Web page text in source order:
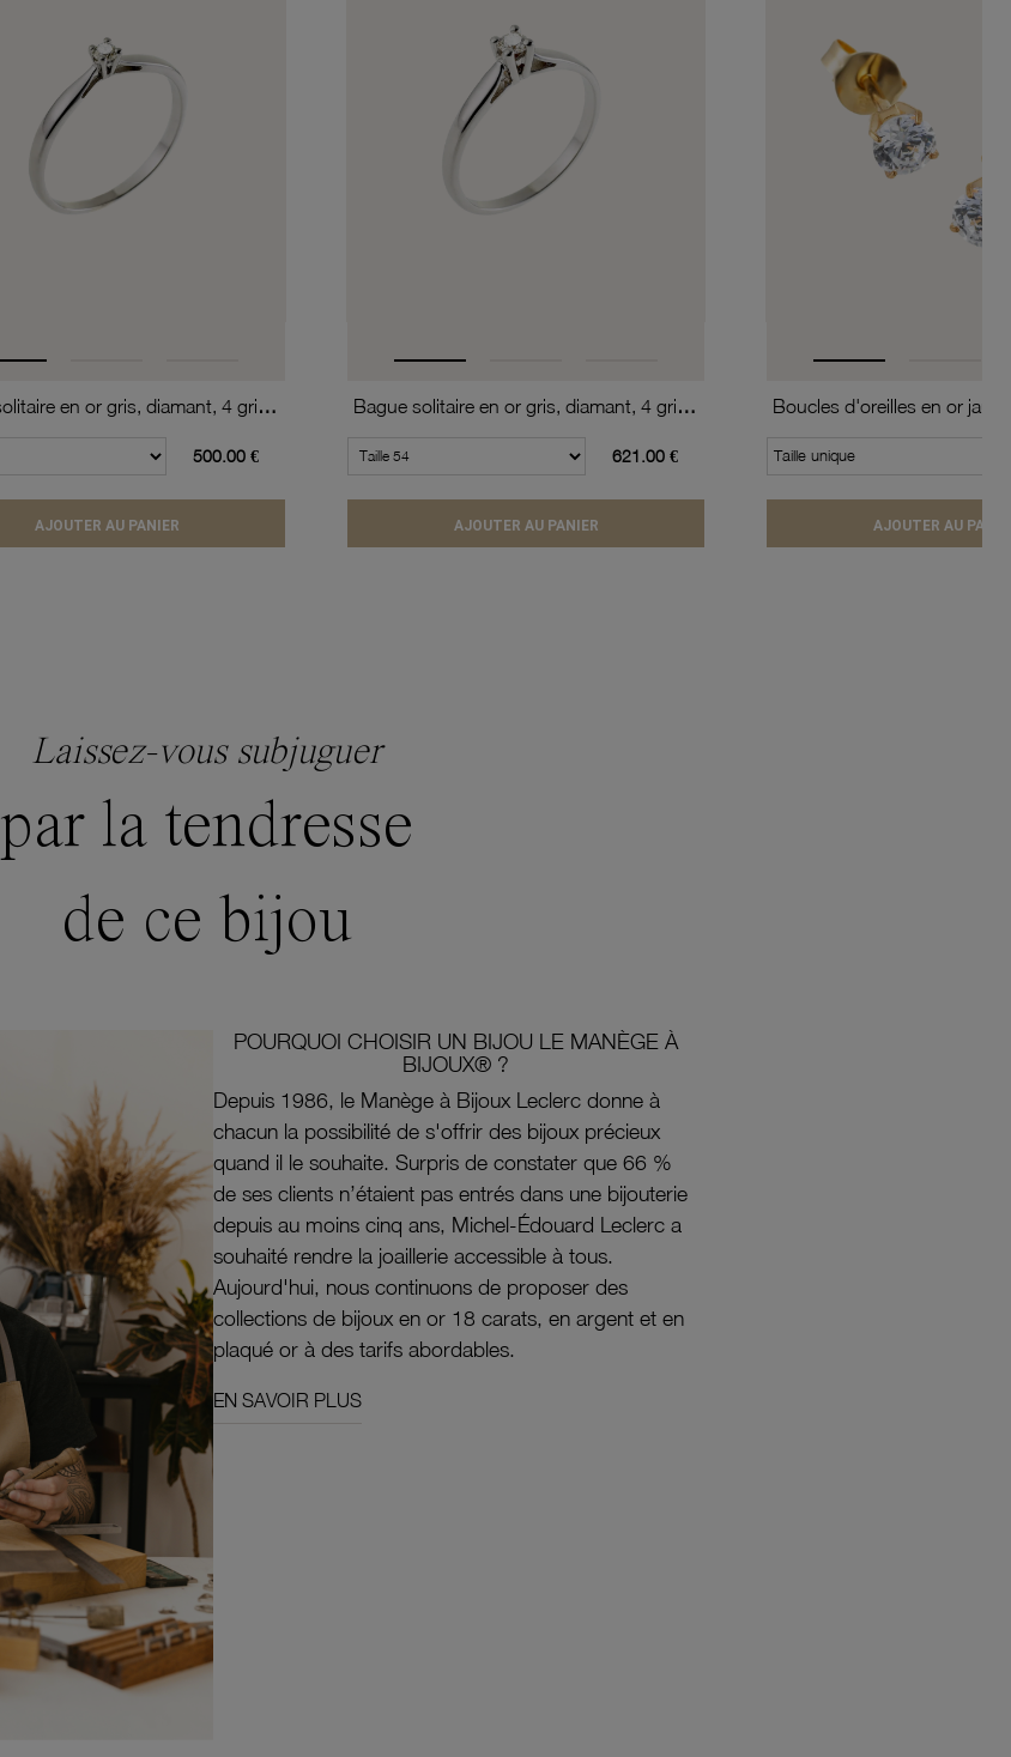
Bague solitaire en or gris, diamant, 4 griffes
500.00 €
AJOUTER AU PANIER
Bague solitaire en or gris, diamant, 4 griffes
621.00 €
AJOUTER AU PANIER
Taille unique
AJOUTER AU
Laissez-vous subjuguer
par la tendresse
de ce bijou
POURQUOI CHOISIR UN BIJOU LE MANÈGE À
BIJOUX® ?
Depuis 1986, le Manège à Bijoux Leclerc donne à
chacun la possibilité de s'offrir des bijoux précieux
quand il le souhaite. Surpris de constater que 66 %
de ses clients n’étaient pas entrés dans une bijouterie
depuis au moins cinq ans, Michel-Édouard Leclerc a
souhaité rendre la joaillerie accessible à tous.
Aujourd'hui, nous continuons de proposer des
collections de bijoux en or 18 carats, en argent et en
plaqué or à des tarifs abordables.
EN SAVOIR PLUS